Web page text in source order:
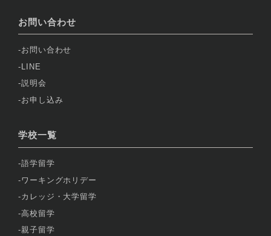
お問い合わせ
お問い合わせ
LINE
説明会
お申し込み
学校一覧
語学留学
ワーキングホリデー
カレッジ・大学留学
高校留学
親子留学